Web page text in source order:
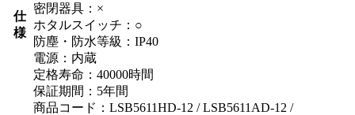
仕
様
密閉器具：×
ホタルスイッチ：○
防塵・防水等級：IP40
電源：内蔵
定格寿命：40000時間
保証期間：5年間
商品コード：LSB5611HD-12 / LSB5611AD-12 /